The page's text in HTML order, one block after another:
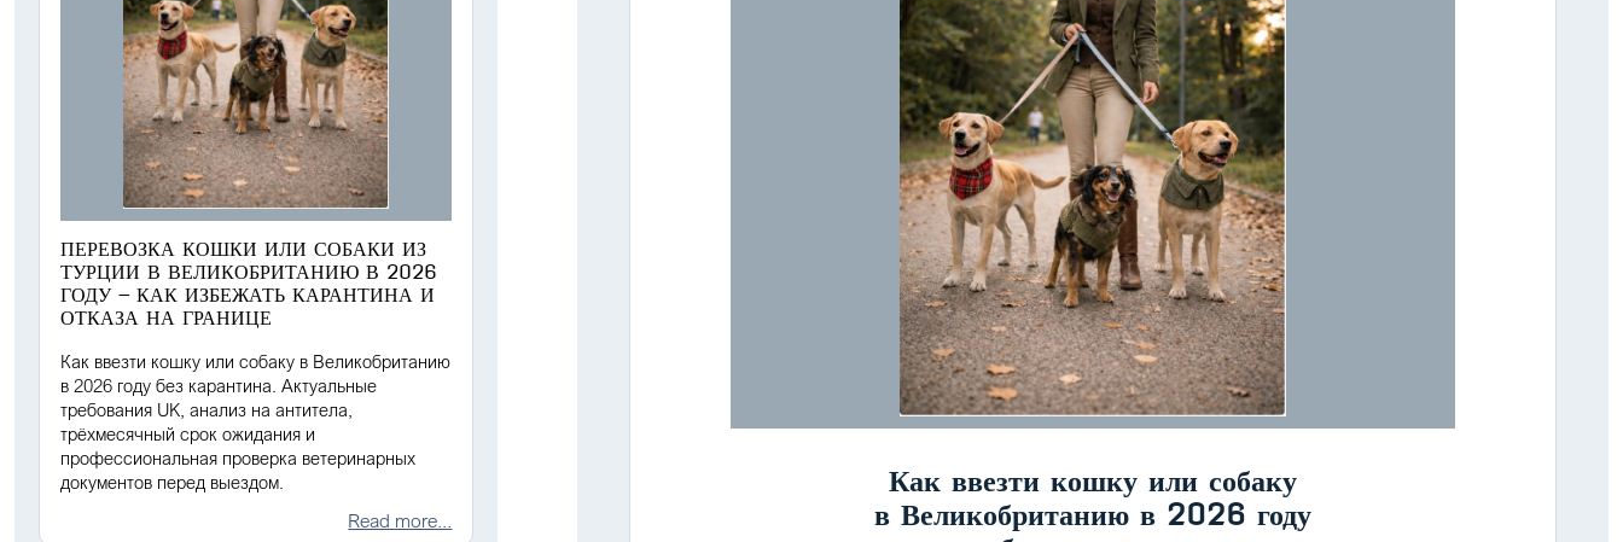
ПЕРЕВОЗКА КОШКИ ИЛИ СОБАКИ ИЗ
ТУРЦИИ В ВЕЛИКОБРИТАНИЮ В 2026
ГОДУ — КАК ИЗБЕЖАТЬ КАРАНТИНА И
ОТКАЗА НА ГРАНИЦЕ
Как ввезти кошку или собаку в Великобританию
в 2026 году без карантина. Актуальные
требования UK, анализ на антитела,
трёхмесячный срок ожидания и
профессиональная проверка ветеринарных
документов перед выездом.
Read more...
Как ввезти кошку или собаку
в Великобританию в 2026 году